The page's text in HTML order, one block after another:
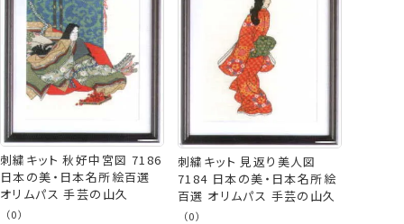
刺繍キット 秋好中宮図 7186
日本の美・日本名所絵百選
オリムパス 手芸の山久
（0）
刺繍キット 見返り美人図
7184 日本の美・日本名所絵
百選 オリムパス 手芸の山久
（0）